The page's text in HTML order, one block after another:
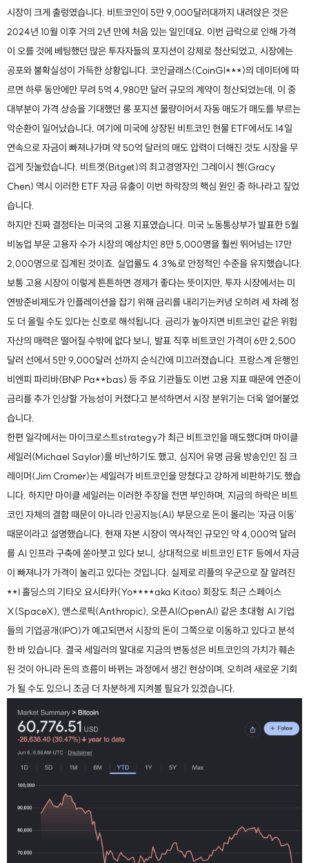
시장이 크게 출렁였습니다. 비트코인이 5만 9,000달러대까지 내려앉은 것은
2024년 10월 이후 거의 2년 만에 처음 있는 일인데요. 이번 급락으로 인해 가격
이 오를 것에 베팅했던 많은 투자자들의 포지션이 강제로 청산되었고, 시장에는
공포와 불확실성이 가득한 상황입니다. 코인글래스(CoinGl***)의 데이터에 따
르면 하루 동안에만 무려 5억 4,980만 달러 규모의 계약이 청산되었는데, 이 중
대부분이 가격 상승을 기대했던 롱 포지션 물량이어서 자동 매도가 매도를 부르는
악순환이 일어났습니다. 여기에 미국에 상장된 비트코인 현물 ETF에서도 14일
연속으로 자금이 빠져나가며 약 50억 달러의 매도 압력이 더해진 것도 시장을 무
겁게 짓눌렀습니다. 비트겟(Bitget)의 최고경영자인 그레이시 첸(Gracy
Chen) 역시 이러한 ETF 자금 유출이 이번 하락장의 핵심 원인 중 하나라고 짚었
습니다.
하지만 진짜 결정타는 미국의 고용 지표였습니다. 미국 노동통상부가 발표한 5월
비농업 부문 고용자 수가 시장의 예상치인 8만 5,000명을 훨씬 뛰어넘는 17만
2,000명으로 집계된 것이죠. 실업률도 4.3%로 안정적인 수준을 유지했습니다.
보통 고용 시장이 이렇게 튼튼하면 경제가 좋다는 뜻이지만, 투자 시장에서는 미
연방준비제도가 인플레이션을 잡기 위해 금리를 내리기는커녕 오히려 세 차례 정
도 더 올릴 수도 있다는 신호로 해석됩니다. 금리가 높아지면 비트코인 같은 위험
자산의 매력은 떨어질 수밖에 없다 보니, 발표 직후 비트코인 가격이 6만 2,500
달러 선에서 5만 9,000달러 선까지 순식간에 미끄러졌습니다. 프랑스계 은행인
비엔피 파리바(BNP Pa**bas) 등 주요 기관들도 이번 고용 지표 때문에 연준이
금리를 추가 인상할 가능성이 커졌다고 분석하면서 시장 분위기는 더욱 얼어붙었
습니다.
한편 일각에서는 마이크로스트strategy가 최근 비트코인을 매도했다며 마이클
세일러(Michael Saylor)를 비난하기도 했고, 심지어 유명 금융 방송인인 짐 크
레이머(Jim Cramer)는 세일러가 비트코인을 망쳤다고 강하게 비판하기도 했습
니다. 하지만 마이클 세일러는 이러한 주장을 전면 부인하며, 지금의 하락은 비트
코인 자체의 결함 때문이 아니라 인공지능(AI) 부문으로 돈이 몰리는 '자금 이동'
때문이라고 설명했습니다. 현재 자본 시장이 역사적인 규모인 약 4,000억 달러
를 AI 인프라 구축에 쏟아붓고 있다 보니, 상대적으로 비트코인 ETF 등에서 자금
이 빠져나가 가격이 눌리고 있다는 것입니다. 실제로 리플의 우군으로 잘 알려진
**I 홀딩스의 기타오 요시타카(Yo****aka Kitao) 회장도 최근 스페이스
X(SpaceX), 앤스로픽(Anthropic), 오픈AI(OpenAI) 같은 초대형 AI 기업
들의 기업공개(IPO)가 예고되면서 시장의 돈이 그쪽으로 이동하고 있다고 분석
한 바 있습니다. 결국 세일러의 말대로 지금의 변동성은 비트코인의 가치가 훼손
된 것이 아니라 돈의 흐름이 바뀌는 과정에서 생긴 현상이며, 오히려 새로운 기회
가 될 수도 있으니 조금 더 차분하게 지켜볼 필요가 있겠습니다.